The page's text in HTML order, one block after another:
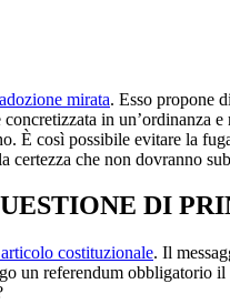
mirata. Esso propone
in
È così possibile evitare la
certezza che non dovranno
DI
costituzionale. Il
un referendum